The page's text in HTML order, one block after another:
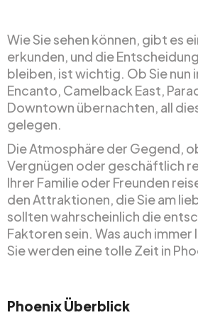
Wie Sie sehen können, gibt es
erkunden, und die
bleiben, ist wichtig. Ob Sie nun
Encanto, Camelback East,
Downtown übernachten, all
gelegen.
Die Atmosphäre der Gegend,
Vergnügen oder geschäftlich
Ihrer Familie oder Freunden
den Attraktionen, die Sie am
sollten wahrscheinlich die
Faktoren sein. Was auch immer
Sie werden eine tolle Zeit in
Phoenix Überblick